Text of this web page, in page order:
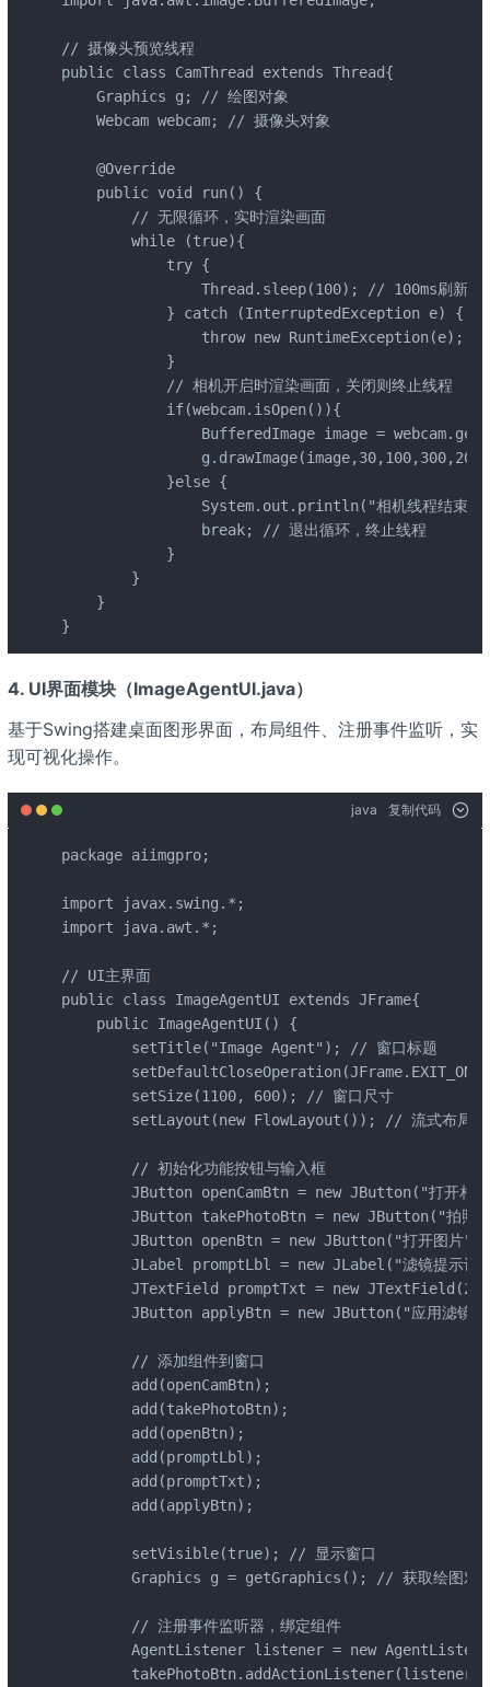
// 摄像头预览线程
public class CamThread extends Thread{
    Graphics g; // 绘图对象
    Webcam webcam; // 摄像头对象
    @Override
    public void run() {
        // 无限循环，实时渲染画面
        while (true){
            try {
Thread.sleep(100); // 100ms刷新一
            } catch (InterruptedException e) {
                throw new RuntimeException(e);
            }
            // 相机开启时渲染画面，关闭则终止线程
            if(webcam.isOpen()){
BufferedImage image =
            }else {
System.out.println("相机线程结束
                break; // 退出循环，终止线程
            }
        }
    }
}
4. UI界面模块（ImageAgentUI.java）
基于Swing搭建桌面图形界面，布局组件、注册事件监听，实
现可视化操作。
java 复制代码
package aiimgpro;
import javax.swing.*;
import java.awt.*;
// UI主界面
public class ImageAgentUI extends JFrame{
    public ImageAgentUI() {
        setTitle("Image Agent"); // 窗口标题
        setSize(1100, 600); // 窗口尺寸
        setLayout(new FlowLayout()); // 流式布局
        // 初始化功能按钮与输入框
JButton openCamBtn = new JButton("打开相
JButton takePhotoBtn = new JButton("拍照
        JButton openBtn = new JButton("打开图片");
JLabel promptLbl = new JLabel("滤镜提示词
JTextField promptTxt = new
JButton applyBtn = new JButton("应用滤镜
        // 添加组件到窗口
        add(openCamBtn);
        add(takePhotoBtn);
        add(openBtn);
        add(promptLbl);
        add(promptTxt);
        add(applyBtn);
        setVisible(true); // 显示窗口
Graphics g = getGraphics(); // 获取绘图对
        // 注册事件监听器，绑定组件
AgentListener listener = new
        takePhotoBtn.addActionListener(listener);